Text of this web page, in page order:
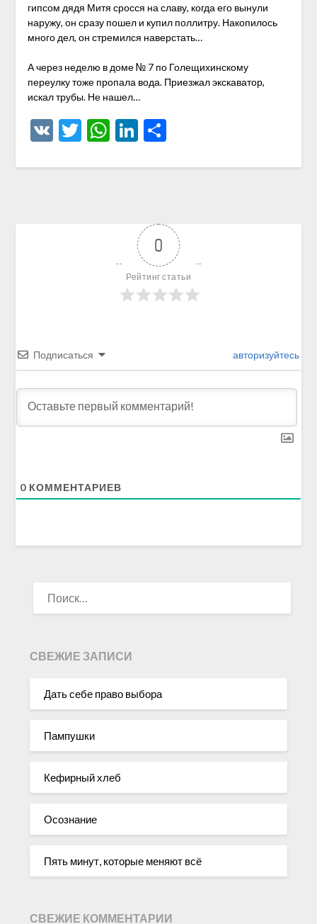
гипсом дядя Митя сросся на славу, когда его вынули
наружу, он сразу пошел и купил поллитру. Накопилось
много дел, он стремился наверстать…
А через неделю в доме № 7 по Голещихинскому
переулку тоже пропала вода. Приезжал экскаватор,
искал трубы. Не нашел…
VKTwitter
WhatsApp
LinkedIn
Отправить
0
Рейтинг статьи
Подписаться авторизуйтесь
0 КОММЕНТАРИЕВ
СВЕЖИЕ ЗАПИСИ
Дать себе право выбора
Пампушки
Кефирный хлеб
Осознание
Пять минут, которые меняют всё
СВЕЖИЕ КОММЕНТАРИИ